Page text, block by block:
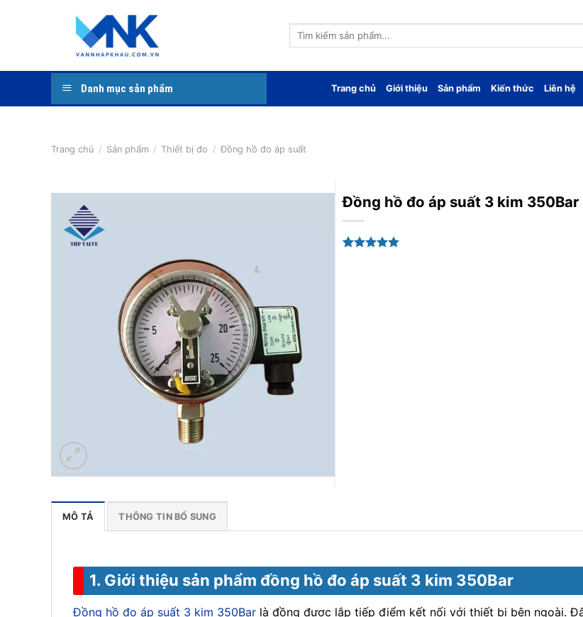
Tìm
Danh mục sản phẩm Trang chủ Giới thiệu Sản phẩm Kiến thức Liên hệ
Trang chủ / Sản phẩm / Thiết bị đo / Đồng hồ đo áp suất
Đồng hồ đo áp suất 3 kim 350Bar
MÔ TẢ THÔNG TIN BỔ SUNG
1. Giới thiệu sản phẩm đồng hồ đo áp suất 3 kim 350Bar
Đồng hồ đo áp suất 3 kim 350Bar là đồng được lắp tiếp điểm kết nối với thiết bị bên ngoài.